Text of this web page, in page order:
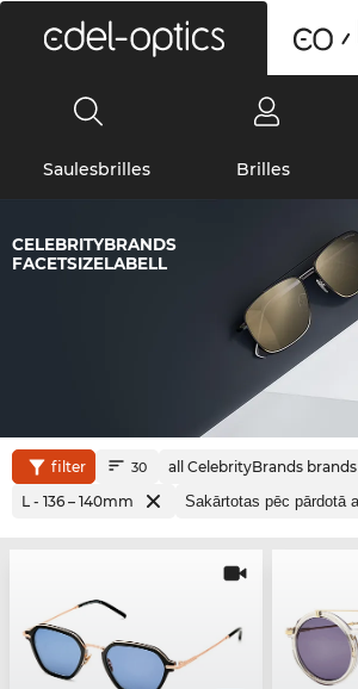
Saulesbrilles Brilles
CELEBRITYBRANDS
FACETSIZELABELL
filter 30
all CelebrityBrands brands
L - 136 – 140mm